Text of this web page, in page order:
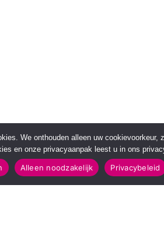
We onthouden alleen uw
en onze privacyaanpak leest u in ons
Alleen noodzakelijk Privacybeleid